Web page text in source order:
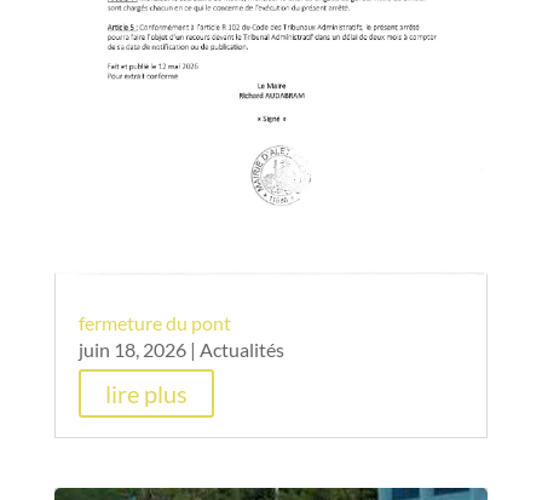
fermeture du pont
juin 18, 2026| Actualités
lire plus